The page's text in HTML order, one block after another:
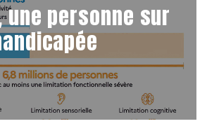
une personne sur